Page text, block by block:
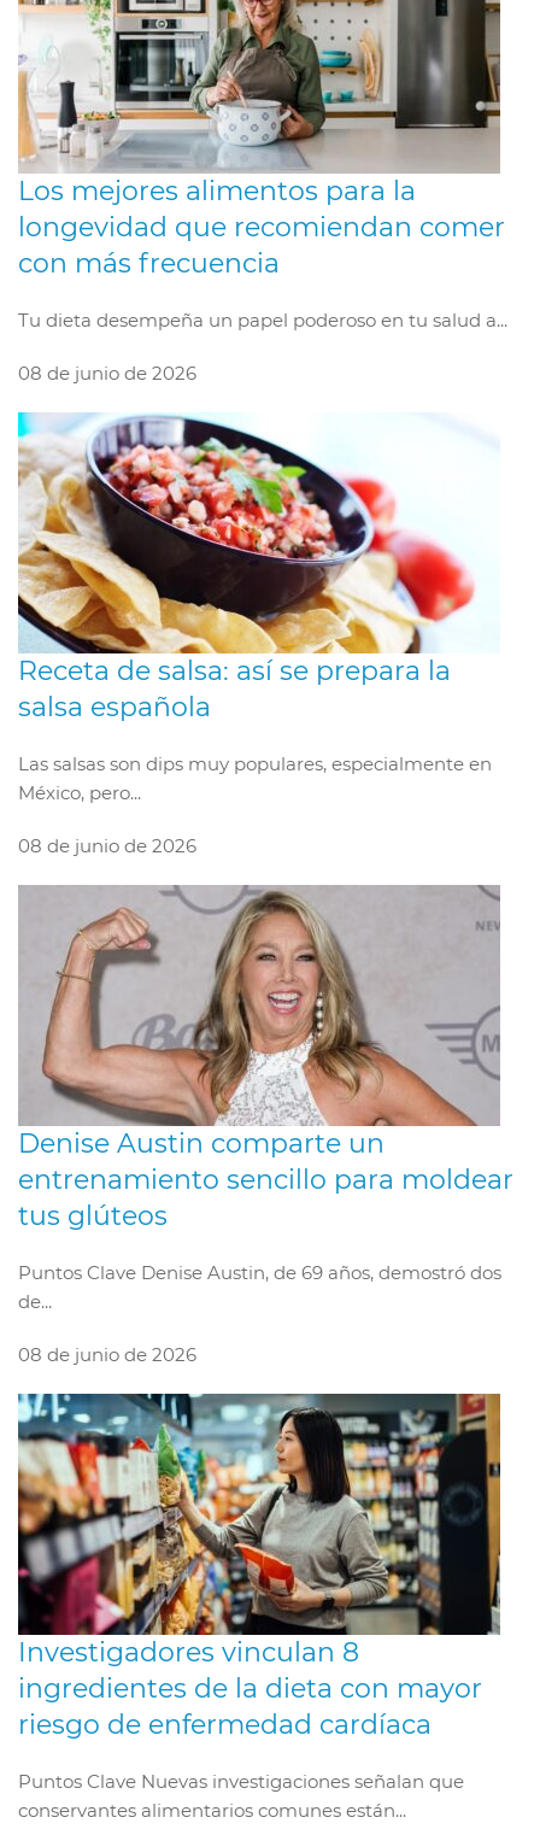
Los mejores alimentos para la
longevidad que recomiendan comer
con más frecuencia
Tu dieta desempeña un papel poderoso en tu salud a...
08 de junio de 2026
Receta de salsa: así se prepara la
salsa española
Las salsas son dips muy populares, especialmente en
México, pero...
08 de junio de 2026
Denise Austin comparte un
entrenamiento sencillo para moldear
tus glúteos
Puntos Clave Denise Austin, de 69 años, demostró dos
de...
08 de junio de 2026
Investigadores vinculan 8
ingredientes de la dieta con mayor
riesgo de enfermedad cardíaca
Puntos Clave Nuevas investigaciones señalan que
conservantes alimentarios comunes están...